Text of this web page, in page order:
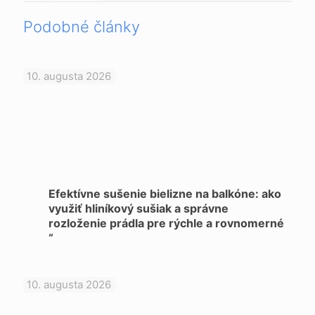
Podobné články
10. augusta 2026
Efektívne sušenie bielizne na balkóne: ako
využiť hliníkový sušiak a správne
rozloženie prádla pre rýchle a rovnomerné
“
10. augusta 2026